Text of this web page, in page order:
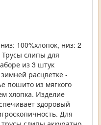
100%хлопок, низ: 2
Трусы слипы для
из 3 штук
расцветке -
пошито из мягкого
хлопка. Изделие
здоровый
Для